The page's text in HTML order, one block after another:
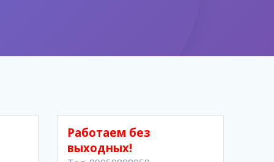
Работаем без
выходных!